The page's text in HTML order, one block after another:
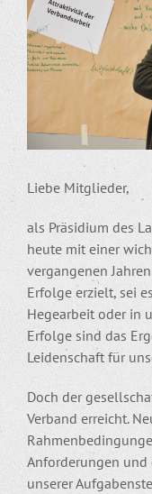
Liebe Mitglieder,
als Präsidium des
heute mit einer
vergangenen
Erfolge erzielt, sei
Hegearbeit oder in
Erfolge sind das
Leidenschaft für
Doch der
Verband erreicht.
Anforderungen
unserer